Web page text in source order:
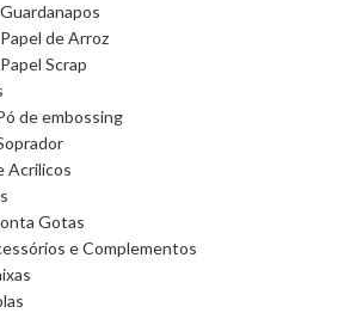
Guardanapos
Papel de Arroz
Papel Scrap
de embossing
Acrilicos
Gotas
e Complementos